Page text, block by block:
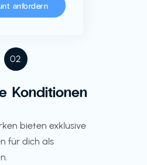
02
Konditionen
bieten exklusive
für dich als
anfordern